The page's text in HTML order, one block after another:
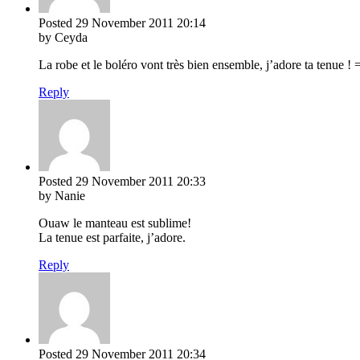
Posted 29 November 2011 20:14
by Ceyda
La robe et le boléro vont très bien ensemble, j’adore ta tenue !
Reply
Posted 29 November 2011 20:33
by Nanie
Ouaw le manteau est sublime!
La tenue est parfaite, j’adore.
Reply
Posted 29 November 2011 20:34